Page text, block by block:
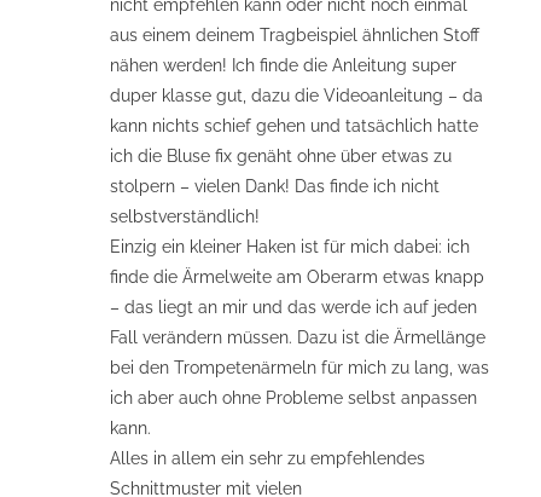
nicht empfehlen kann oder nicht noch einmal
aus einem deinem Tragbeispiel ähnlichen Stoff
nähen werden! Ich finde die Anleitung super
duper klasse gut, dazu die Videoanleitung – da
kann nichts schief gehen und tatsächlich hatte
ich die Bluse fix genäht ohne über etwas zu
stolpern – vielen Dank! Das finde ich nicht
selbstverständlich!
Einzig ein kleiner Haken ist für mich dabei: ich
finde die Ärmelweite am Oberarm etwas knapp
– das liegt an mir und das werde ich auf jeden
Fall verändern müssen. Dazu ist die Ärmellänge
bei den Trompetenärmeln für mich zu lang, was
ich aber auch ohne Probleme selbst anpassen
kann.
Alles in allem ein sehr zu empfehlendes
Schnittmuster mit vielen